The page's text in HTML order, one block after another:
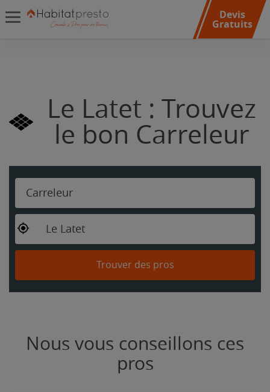
Devis
Gratuits
Le Latet : Trouvez
le bon Carreleur
Carreleur
Le Latet
Trouver des pros
Nous vous conseillons ces
pros